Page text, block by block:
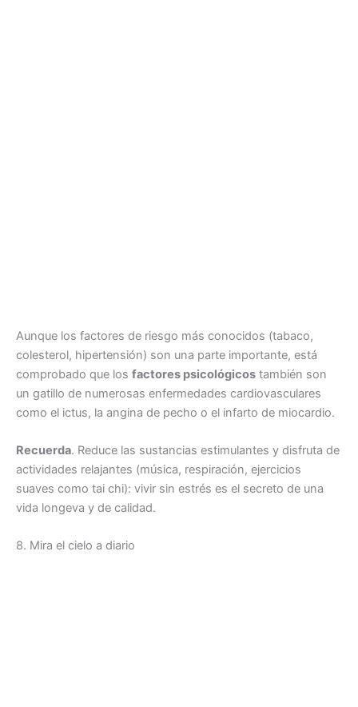
Aunque los factores de riesgo más conocidos (tabaco,
colesterol, hipertensión) son una parte importante, está
comprobado que los factores psicológicos también son
un gatillo de numerosas enfermedades cardiovasculares
como el ictus, la angina de pecho o el infarto de miocardio.
Recuerda. Reduce las sustancias estimulantes y disfruta de
actividades relajantes (música, respiración, ejercicios
suaves como tai chi): vivir sin estrés es el secreto de una
vida longeva y de calidad.
8. Mira el cielo a diario